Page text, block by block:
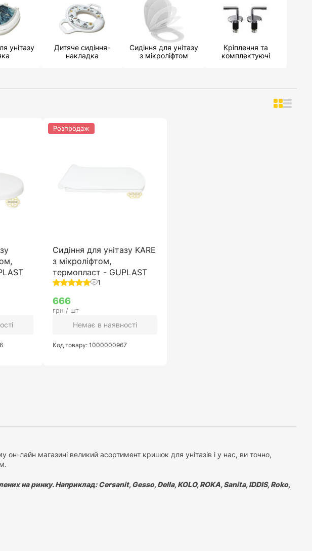
лайн магазині великий асортимент кришок для унітазів і у нас, ви точно,
на ринку. Наприклад: Сersanit, Gesso, Della, KOLO, ROKA, Sanita, IDDIS, Roko,
унітазу
Дитяче сидіння-
накладка
Сидіння для унітазу
з мікроліфтом
Кріплення та
комплектуючі
Сидіння для унітазу KARE
з мікроліфтом,
термопласт - GUPLAST
1
Розпродаж
666
грн / шт
Немає в наявності
Код товару: 1000000967